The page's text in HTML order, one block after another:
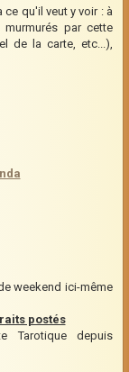
ce qu'il veut y voir : à
par cette
de la carte, etc...),
weekend ici-même
postés
Tarotique depuis